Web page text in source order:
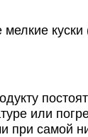
мелкие
или
при самой